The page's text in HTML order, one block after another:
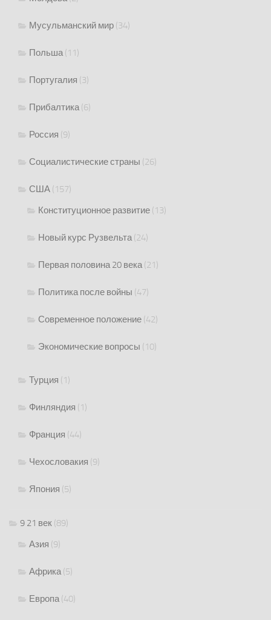
Мусульманский мир (34)
Польша(11)
Португалия (3)
Прибалтика(6)
Россия (9)
Социалистические страны (26)
США (157)
Конституционное развитие (13)
Новый курс Рузвельта(24)
Первая половина 20 века(21)
Политика после войны (47)
Современное положение (42)
Экономические вопросы (10)
Турция (1)
Финляндия (1)
Франция (44)
Чехословакия (9)
Япония (5)
9 21 век (89)
Азия (9)
Африка(5)
Европа(40)